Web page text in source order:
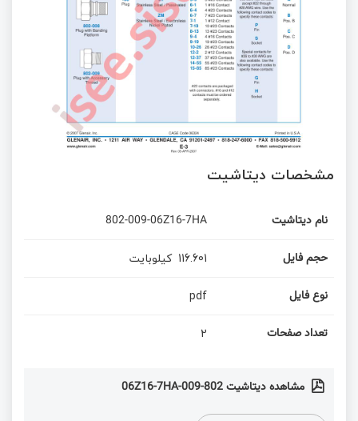
مشخصات دیتاشیت
نام دیتاشیت 802-009-06Z16-7HA
حجم فایل 116.601 کیلوبایت
نوع فایل pdf
تعداد صفحات 2
مشاهده دیتاشیت 802-009-06Z16-7HA